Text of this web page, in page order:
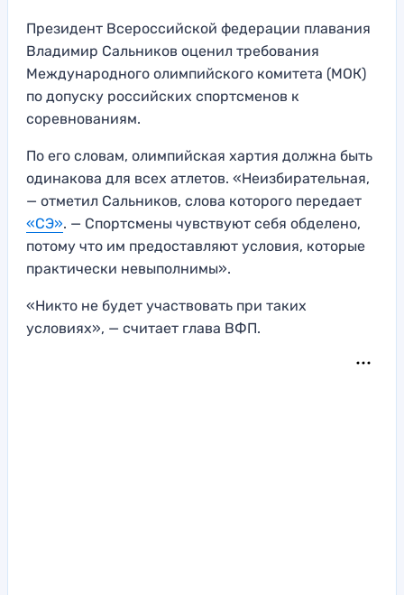
Президент Всероссийской федерации плавания
Владимир Сальников оценил требования
Международного олимпийского комитета (МОК)
по допуску российских спортсменов к
соревнованиям.
По его словам, олимпийская хартия должна быть
одинакова для всех атлетов. «Неизбирательная,
— отметил Сальников, слова которого передает
«СЭ». — Спортсмены чувствуют себя обделено,
потому что им предоставляют условия, которые
практически невыполнимы».
«Никто не будет участвовать при таких
условиях», — считает глава ВФП.